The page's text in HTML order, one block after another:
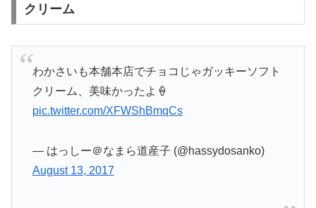
クリーム
わかさいも本舗本店でチョコじゃガッキーソフト
クリーム、美味かったよ🍦
pic.twitter.com/XFWShBmqCs
— はっしー＠なまら道産子 (@hassydosanko)
August 13, 2017